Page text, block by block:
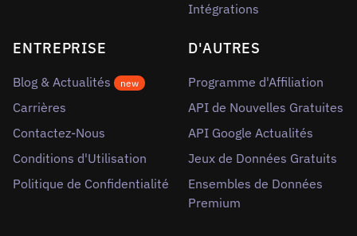
Intégrations
ENTREPRISE
Blog & Actualités new
Carrières
Contactez-Nous
Conditions d'Utilisation
Politique de Confidentialité
D'AUTRES
Programme d'Affiliation
API de Nouvelles Gratuites
API Google Actualités
Jeux de Données Gratuits
Ensembles de Données
Premium